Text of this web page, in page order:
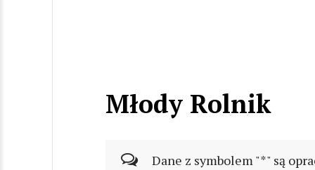
Młody Rolnik
Dane z symbolem "*" są